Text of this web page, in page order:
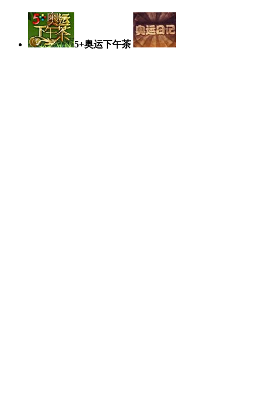
5+奥运下午茶